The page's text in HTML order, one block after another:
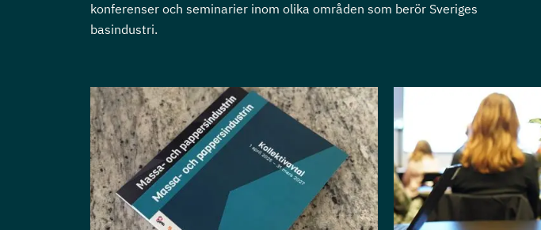
konferenser och seminarier inom olika områden som berör Sveriges
basindustri.